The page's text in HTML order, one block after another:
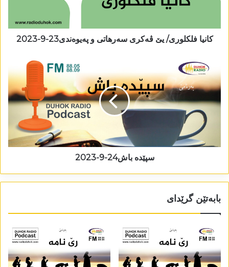
کانیا فلکلوری/ یێ ڤەکری سەرھاتی و پەیوەندی23-9-2023
سپێدە باش24-9-2023
بابەتێن گرێدای